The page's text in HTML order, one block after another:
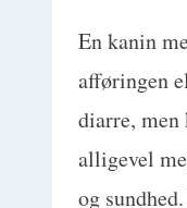
En kanin
afføringen
diarre, men
alligevel
og